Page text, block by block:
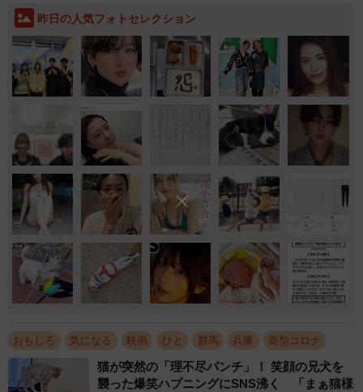
昨日の人気フォトセレクション
おもしろ 気になる 映画 ひと 群馬 兵庫 新型コロナ
猫が突然の「理不尽パンチ」！ 笑顔の兄犬を
襲った爆笑ハプニングにSNS沸く 「まぁ猫様